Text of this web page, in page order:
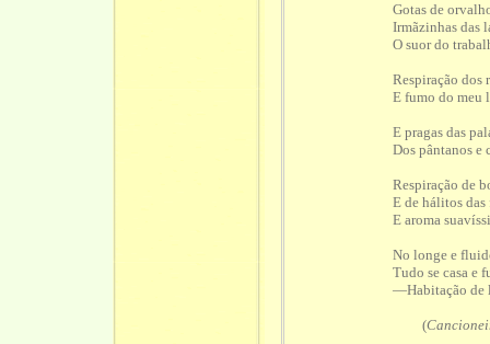
Gotas de
Irmãzinhas das
O suor do
Respiração dos
E fumo do meu
E pragas das
Dos pântanos e
Respiração de
E de hálitos das
E aroma
No longe e
Tudo se casa e
—Habitação de
(